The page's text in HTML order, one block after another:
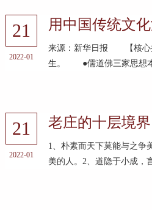
21
2022-01
用中国传统文
来源：新华日报 【核心
生。 ●儒道佛三家思想本
21
2022-01
老庄的十层境界
1、朴素而天下莫能与之
美的人。2、道隐于小成